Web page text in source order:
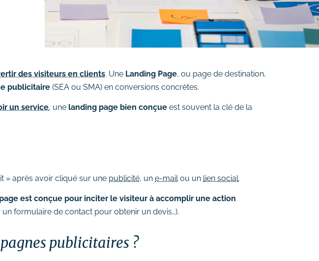
des visiteurs en clients. Une Landing Page, ou page de destination,
publicitaire (SEA ou SMA) en conversions concrètes.
un service, une landing page bien conçue est souvent la clé de la
» après avoir cliqué sur une publicité, un e-mail ou un lien social.
est conçue pour inciter le visiteur à accomplir une action
formulaire de contact pour obtenir un devis…).
publicitaires ?